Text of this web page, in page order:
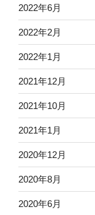
2022年6月
2022年2月
2022年1月
2021年12月
2021年10月
2021年1月
2020年12月
2020年8月
2020年6月